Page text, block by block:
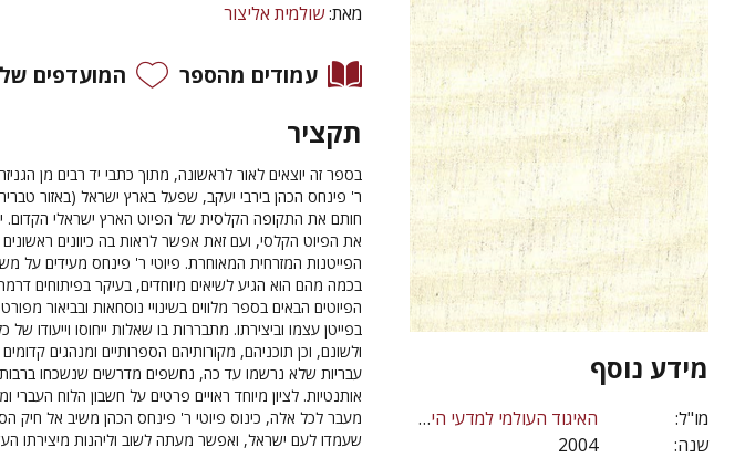
מידע נוסף
מו"ל:
האיגוד העולמי למדעי היהדות
שנה:
2004
מאת:שולמית אליצור
עמודים מהספר המועדפים
תקציר
בספר זה יוצאים לאור לראשונה, מתוך כתבי יד רבים מן
ר' פינחס הכהן בירבי יעקב, שפעל בארץ ישראל (באזור
חותם את התקופה הקלסית של הפיוט הארץ ישראלי הקדום.
את הפיוט הקלסי, ועם זאת אפשר לראות בה כיוונים
הפייטנות המזרחית המאוחרת. פיוטי ר' פינחס מעידים על
בכמה מהם הוא הגיע לשיאים מיוחדים, בעיקר בפיתוחים
הפיוטים הבאים בספר מלווים בשינויי נוסחאות ובביאור
בפייטן עצמו וביצירתו. מתבררות בו שאלות ייחוסו וייעודו
ולשונם, וכן תוכניהם, מקורותיהם הספרותיים ומנהגים
עבריות שלא נרשמו עד כה, נחשפים מדרשים שנשכחו
אותנטיות. לציון מיוחד ראויים פרטים על חשבון הלוח העברי
מעבר לכל אלה, כינוס פיוטי ר' פינחס הכהן משיב אל חיק
שעמדו לעם ישראל, ואפשר מעתה לשוב וליהנות מיצירתו